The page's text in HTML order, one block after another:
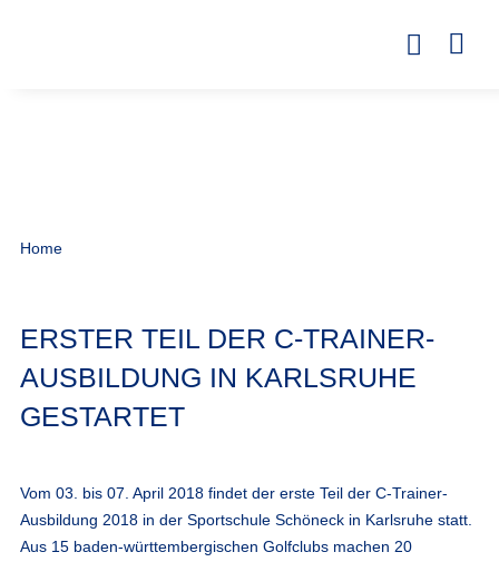
Home
ERSTER TEIL DER C-TRAINER-
AUSBILDUNG IN KARLSRUHE
GESTARTET
Vom 03. bis 07. April 2018 findet der erste Teil der C-Trainer-
Ausbildung 2018 in der Sportschule Schöneck in Karlsruhe statt.
Aus 15 baden-württembergischen Golfclubs machen 20